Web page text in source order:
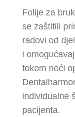
Folije za
se zaštitili
radovi od
i
tokom noći
individualne
pacijenta.